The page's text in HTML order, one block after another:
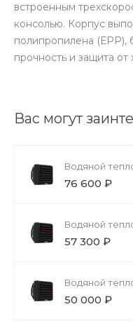
встроенным
консолью. Корпус
полипропилена (ЕРР),
прочность и защита
Вас могут
Водяной
76 600 ₽
Водяной
57 300 ₽
Водяной
50 000 ₽